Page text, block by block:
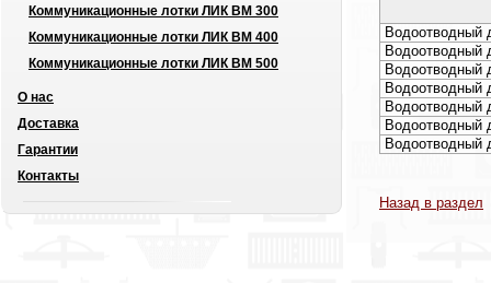
Коммуникационные лотки ЛИК ВМ 300
Коммуникационные лотки ЛИК ВМ 400
Коммуникационные лотки ЛИК ВМ 500
О нас
Доставка
Гарантии
Контакты
Назад в раздел